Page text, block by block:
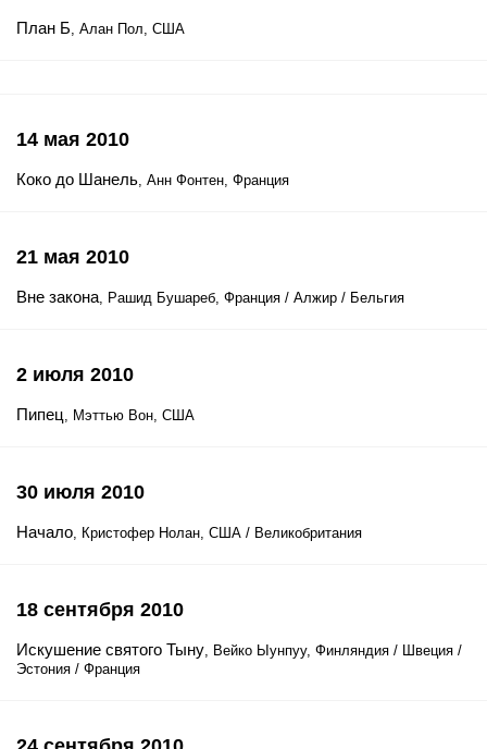
План Б, Алан Пол, США
14 мая 2010
Коко до Шанель, Анн Фонтен, Франция
21 мая 2010
Вне закона, Рашид Бушареб, Франция / Алжир / Бельгия
2 июля 2010
Пипец, Мэттью Вон, США
30 июля 2010
Начало, Кристофер Нолан, США / Великобритания
18 сентября 2010
Искушение святого Тыну, Вейко Ыунпуу, Финляндия / Швеция /
Эстония / Франция